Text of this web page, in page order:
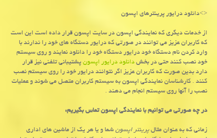
<>دانلود درایور پرینترهای اپسون
از خدمات دیگری که نمایندگی اپسون در سایت اپسون قرار داده است این است
که کاربران عزیز می توانند در صورتی که درایور دستگاه های خود را ندارند با
وارد کردن نام دستگاه خود درایور دستگاه خود را دانلود نمایند و روی سیستم
خود نصب کنند حتی در بخشدانلود درایور اپسونپشتیبانی تلفنی نیز قرار
دارد بدین صورت که کاربران عزیز اگر نتوانند درایور خود را روی سیستم نصب
کنند . کارشناسان نمایندگی اپسون به سیستم کاربران متصل می شوند و عملیات
نصب را آنها روی سیستم انجام می دهند .
در چه صورتی می توانیم با نمایندگی اپسون تماس بگیریم:
زمانی که به عنوان مثالپرینتر اپسونشما و یا هر یک از ماشین های اداری